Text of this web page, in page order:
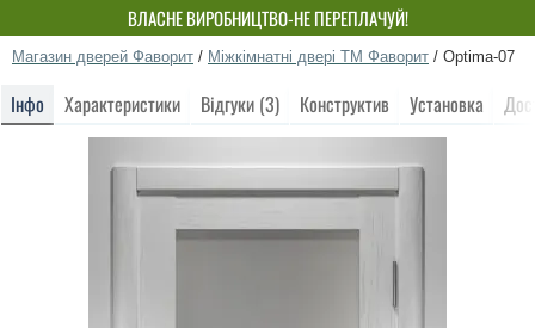
ВЛАСНЕ ВИРОБНИЦТВО-НЕ ПЕРЕПЛАЧУЙ!
Магазин дверей Фаворит / Міжкімнатні двері ТМ Фаворит / Optima-07
Інфо Характеристики Відгуки (3) Конструктив Установка